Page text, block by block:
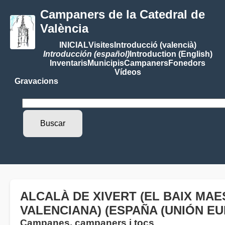
Campaners de la Catedral de
València
INICIALVisitesIntroducció (valencià)
Introducción (español)Introduction (English)
InventarisMunicipisCampanersFonedors
Vídeos
Gravacions
ALCALÀ DE XIVERT (EL BAIX
VALENCIANA) (ESPAÑA (UNIÓN
Campanes, campaners i tocs